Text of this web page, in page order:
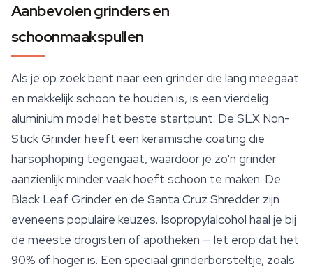
Aanbevolen grinders en
schoonmaakspullen
Als je op zoek bent naar een grinder die lang meegaat
en makkelijk schoon te houden is, is een vierdelig
aluminium model het beste startpunt. De SLX Non-
Stick Grinder heeft een keramische coating die
harsophoping tegengaat, waardoor je zo'n grinder
aanzienlijk minder vaak hoeft schoon te maken. De
Black Leaf Grinder en de Santa Cruz Shredder zijn
eveneens populaire keuzes. Isopropylalcohol haal je bij
de meeste drogisten of apotheken — let erop dat het
90% of hoger is. Een speciaal grinderborsteltje, zoals